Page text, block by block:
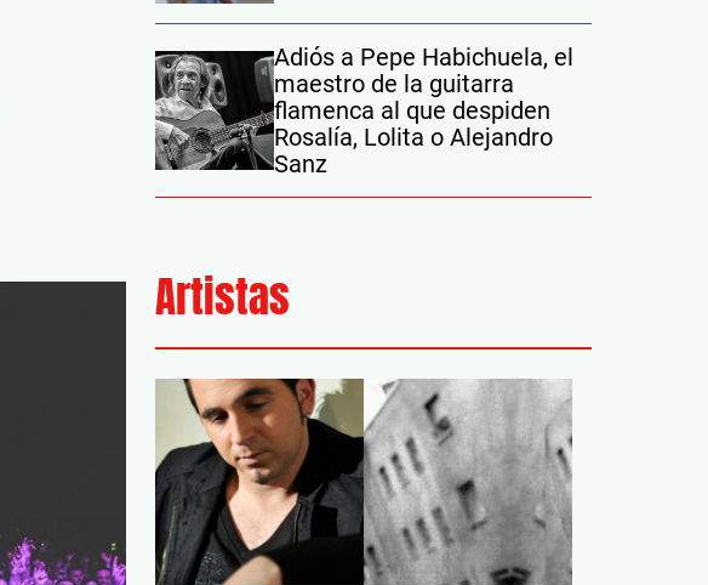
Adiós a Pepe Habichuela, el
maestro de la guitarra
flamenca al que despiden
Rosalía, Lolita o Alejandro
Sanz
Artistas